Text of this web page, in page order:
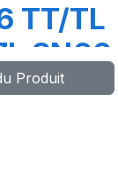
TT/TL
SN66
Produit